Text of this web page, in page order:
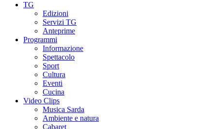
TG
Edizioni
Servizi TG
Anteprime
Programmi
Informazione
Spettacolo
Sport
Cultura
Eventi
Cucina
Video Clips
Musica Sarda
Ambiente e natura
Cabaret